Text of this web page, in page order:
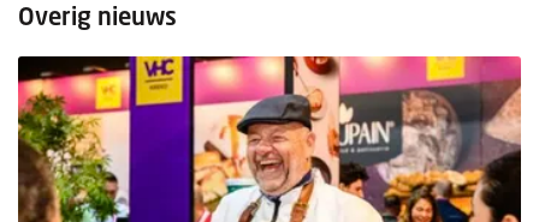
Overig nieuws